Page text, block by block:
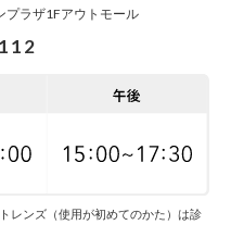
ラザ1Fアウトモール
レンズ（使用が初めてのかた）は診